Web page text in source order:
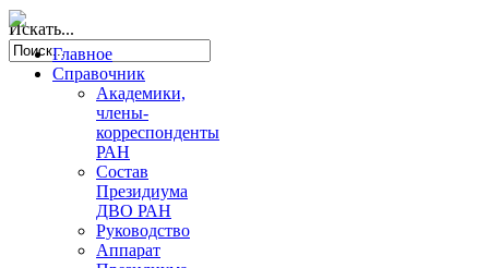
Искать...
Главное
Справочник
Академики,
члены-
корреспонденты
РАН
Состав
Президиума
ДВО РАН
Руководство
Аппарат